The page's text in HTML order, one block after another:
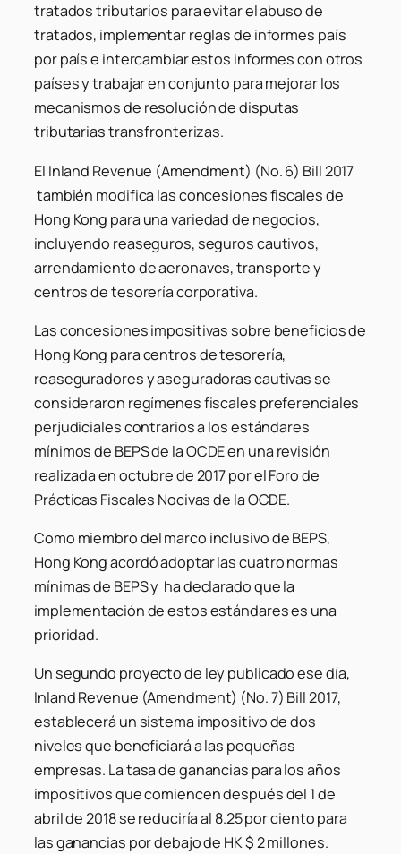
tratados tributarios para evitar el abuso de
tratados, implementar reglas de informes país
por país e intercambiar estos informes con otros
países y trabajar en conjunto para mejorar los
mecanismos de resolución de disputas
tributarias transfronterizas.
El Inland Revenue (Amendment) (No. 6) Bill 2017
también modifica las concesiones fiscales de
Hong Kong para una variedad de negocios,
incluyendo reaseguros, seguros cautivos,
arrendamiento de aeronaves, transporte y
centros de tesorería corporativa.
Las concesiones impositivas sobre beneficios de
Hong Kong para centros de tesorería,
reaseguradores y aseguradoras cautivas se
consideraron regímenes fiscales preferenciales
perjudiciales contrarios a los estándares
mínimos de BEPS de la OCDE en una revisión
realizada en octubre de 2017 por el Foro de
Prácticas Fiscales Nocivas de la OCDE.
Como miembro del marco inclusivo de BEPS,
Hong Kong acordó adoptar las cuatro normas
mínimas de BEPS y ha declarado que la
implementación de estos estándares es una
prioridad.
Un segundo proyecto de ley publicado ese día,
Inland Revenue (Amendment) (No. 7) Bill 2017,
establecerá un sistema impositivo de dos
niveles que beneficiará a las pequeñas
empresas. La tasa de ganancias para los años
impositivos que comiencen después del 1 de
abril de 2018 se reduciría al 8.25 por ciento para
las ganancias por debajo de HK $ 2 millones.